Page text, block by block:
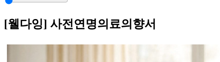
[웰다잉] 사전연명의료의향서